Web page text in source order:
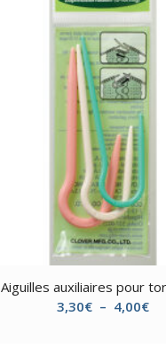
Aiguilles auxiliaires pour
3,30€ – 4,00€